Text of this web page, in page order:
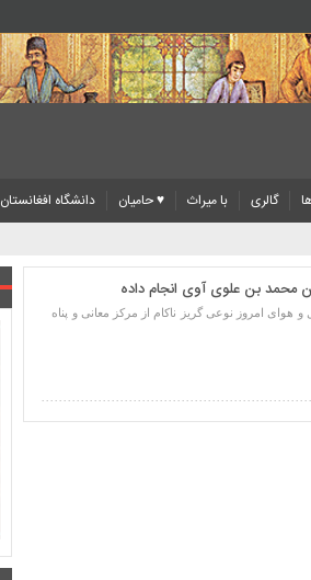
گالری با میراث ♥ حامیان
دانشگاه افغانستان
محمد بن علوی آوی انجام داده
امروز نوعی گریز ناکام از مرکز معانی و پناه